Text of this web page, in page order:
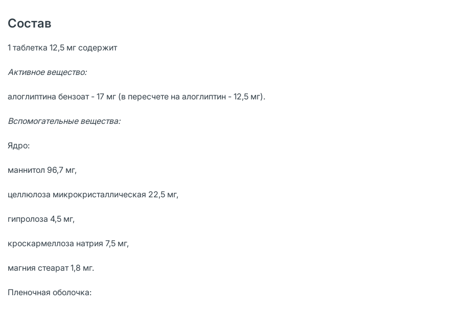
Состав
1 таблетка 12,5 мг содержит
Активное вещество:
алоглиптина бензоат - 17 мг (в пересчете на алоглиптин - 12,5 мг).
Вспомогательные вещества:
Ядро:
маннитол 96,7 мг,
целлюлоза микрокристаллическая 22,5 мг,
гипролоза 4,5 мг,
кроскармеллоза натрия 7,5 мг,
магния стеарат 1,8 мг.
Пленочная оболочка: